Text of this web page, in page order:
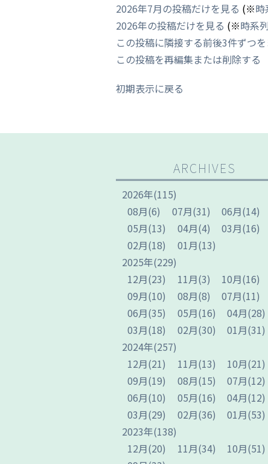
2026年7月の投稿だけを見る (※時
2026年の投稿だけを見る (※時系
この投稿に隣接する前後3件ずつ
この投稿を再編集または削除する
初期表示に戻る
ARCHIVES
2026年(115)
08月(6) 07月(31) 06月(14)
05月(13) 04月(4) 03月(16)
02月(18) 01月(13)
2025年(229)
12月(23) 11月(3) 10月(16)
09月(10) 08月(8) 07月(11)
06月(35) 05月(16) 04月(28)
03月(18) 02月(30) 01月(31)
2024年(257)
12月(21) 11月(13) 10月(21)
09月(19) 08月(15) 07月(12)
06月(10) 05月(16) 04月(12)
03月(29) 02月(36) 01月(53)
2023年(138)
12月(20) 11月(34) 10月(51)